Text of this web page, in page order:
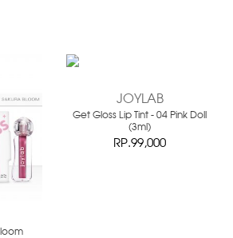
JOYLAB
Get Gloss Lip Tint - 04 Pink Doll
(3ml)
RP.99,000